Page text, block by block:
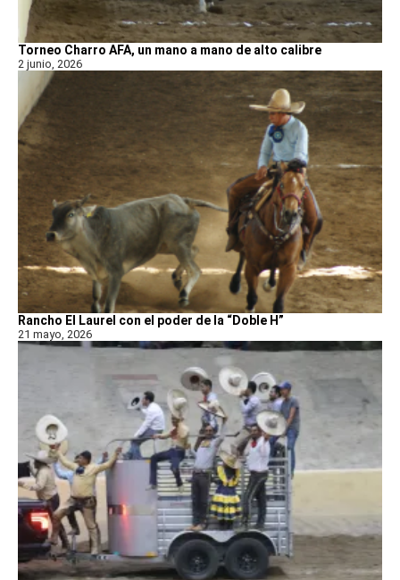
Torneo Charro AFA, un mano a mano de alto calibre
2 junio, 2026
Rancho El Laurel con el poder de la “Doble H”
21 mayo, 2026